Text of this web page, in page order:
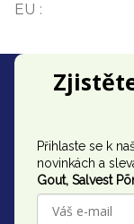
EU :
Z
Přihlaste se k
novinkách a
Gout, Salvest